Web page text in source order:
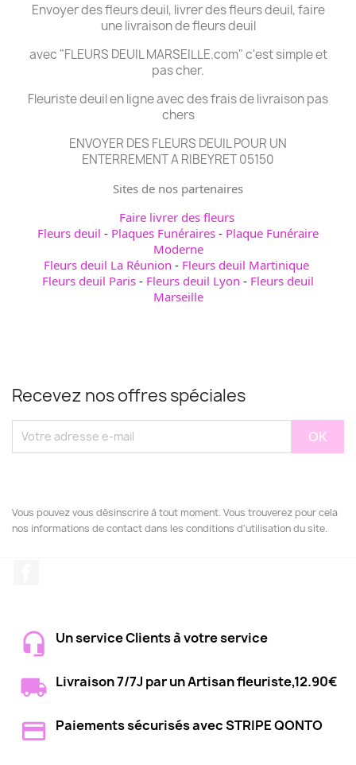
Envoyer des fleurs deuil, livrer des fleurs deuil, faire
une livraison de fleurs deuil
avec "FLEURS DEUIL MARSEILLE.com" c'est simple et
pas cher.
Fleuriste deuil en ligne avec des frais de livraison pas
chers
ENVOYER DES FLEURS DEUIL POUR UN
ENTERREMENT A RIBEYRET 05150
Sites de nos partenaires
Faire livrer des fleurs
Fleurs deuil - Plaques Funéraires - Plaque Funéraire
Moderne
Fleurs deuil La Réunion - Fleurs deuil Martinique
Fleurs deuil Paris - Fleurs deuil Lyon - Fleurs deuil
Marseille
Recevez nos offres spéciales
Vous pouvez vous désinscrire à tout moment. Vous trouverez pour cela
nos informations de contact dans les conditions d'utilisation du site.
Un service Clients à votre service
Livraison 7/7J par un Artisan fleuriste,12.90€
Paiements sécurisés avec STRIPE QONTO